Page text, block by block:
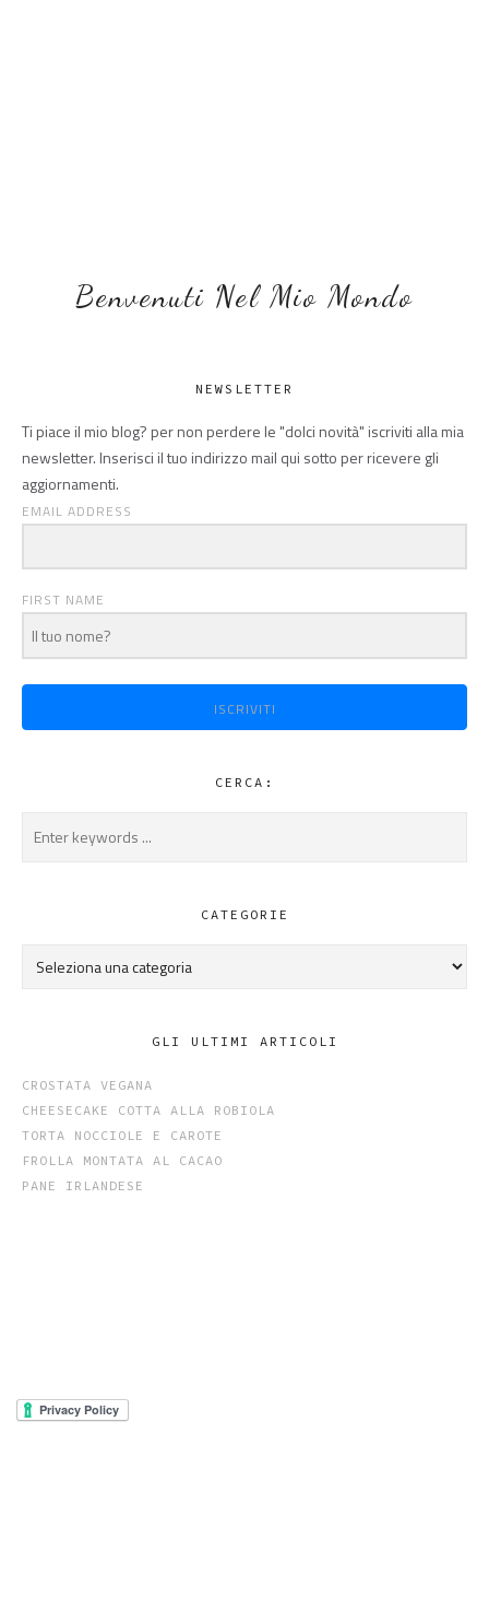
Benvenuti Nel Mio Mondo
NEWSLETTER
Ti piace il mio blog? per non perdere le "dolci novità" iscriviti alla mia
newsletter. Inserisci il tuo indirizzo mail qui sotto per ricevere gli
aggiornamenti.
EMAIL ADDRESS
FIRST NAME
ISCRIVITI
CERCA:
CATEGORIE
GLI ULTIMI ARTICOLI
CROSTATA VEGANA
CHEESECAKE COTTA ALLA ROBIOLA
TORTA NOCCIOLE E CAROTE
FROLLA MONTATA AL CACAO
PANE IRLANDESE